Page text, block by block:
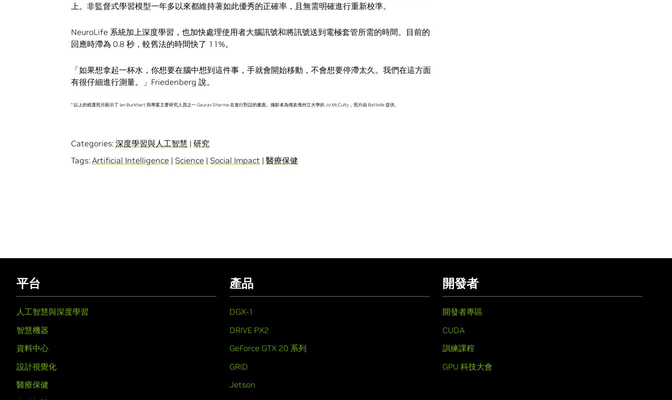
上。非監督式學習模型一年多以來都維持著如此優秀的正確率，且無需明確進行重新校準。
NeuroLife 系統加上深度學習，也加快處理使用者大腦訊號和將訊號送到電極套管所需的時間。目前的
回應時滯為 0.8 秒，較舊法的時間快了 11%。
「如果想拿起一杯水，你想要在腦中想到這件事，手就會開始移動，不會想要停滯太久。我們在這方面
有很仔細進行測量。」Friedenberg 說。
* 以上的精選照片顯示了 Ian Burkhart 與專案主要研究人員之一 Gaurav Sharma 在進行對話的畫面。攝影者為俄亥俄州立大學的 Jo McCulty，照片由 Battelle 提供。
Categories: 深度學習與人工智慧 | 研究
Tags: Artificial Intelligence | Science | Social Impact | 醫療保健
平台
人工智慧與深度學習
智慧機器
資料中心
設計視覺化
醫療保健
產品
DGX-1
DRIVE PX2
GeForce GTX 20 系列
GRID
Jetson
開發者
開發者專區
CUDA
訓練課程
GPU 科技大會